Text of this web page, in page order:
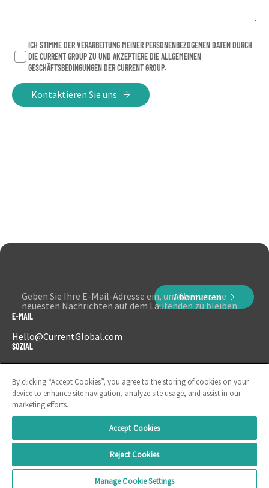
ICH STIMME DER VERARBEITUNG MEINER PERSONENBEZOGENEN DATEN DURCH
DIE CURRENT GROUP ZU UND AKZEPTIERE DIE ALLGEMEINEN
GESCHÄFTSBEDINGUNGEN DER CURRENT GROUP.
Kontaktieren Sie uns
Geben Sie Ihre E-Mail-Adresse ein, um über unsere
neuesten Nachrichten auf dem Laufenden zu bleiben.
Abonnieren
E-MAIL
Hello@CurrentGlobal.com
SOZIAL
LinkedIn
Instagram
By clicking “Accept Cookies”, you agree to the storing of cookies on your
device to enhance site navigation, analyze site usage, and assist in our
marketing efforts.
Accept Cookies
Reject Cookies
Manage Cookie Settings